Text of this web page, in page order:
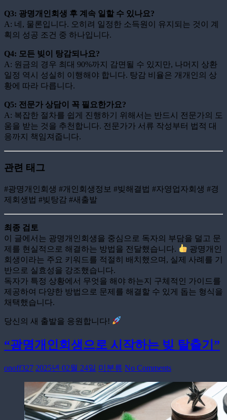
Q3: 광명개인회생 후 계속 일할 수 있나요?
A: 네, 물론입니다. 오히려 일정한 소득원이 유지되는 것이 계
획의 성공 조건 중 하나입니다.
Q4: 모든 빚이 탕감되나요?
A: 원금의 경우 최대 90%까지 감면될 수 있지만, 나머지 상환
일정 역시 성실히 이행해야 합니다. 탕감 비율은 개개인의 상
황에 따라 다릅니다.
Q5: 전문가 상담이 꼭 필요한가요?
A: 복잡한 절차를 쉽게 진행하기 위해서는 반드시 전문가의 도
움을 받는 것을 추천합니다. 전문가가 서류 작성부터 법적 대
응까지 책임져줍니다.
관련 태그
#광명개인회생 #개인회생정보 #빚해결법 #자영업자회생 #경
제회생법 #빚탕감 #새출발
최종 검토
이 글에서는 광명개인회생을 중심으로 독자의 부담을 덜고 문
제를 현실적으로 해결하는 방법을 전달했습니다.
광명개인
회생이라는 주요 키워드를 적절히 배치했으며, 실제 사례를 기
반으로 실효성을 강조했습니다.
독자가 특정 상황에서 무엇을 해야 하는지 구체적인 가이드를
제공하여 다양한 방법으로 문제를 해결할 수 있게 돕는 형식을
채택했습니다.
당신의 새 출발을 응원합니다!
“광명개인회생으로 시작하는 빚 탈출기”
onoff327 2025년 02월 24일 미분류 No Comments